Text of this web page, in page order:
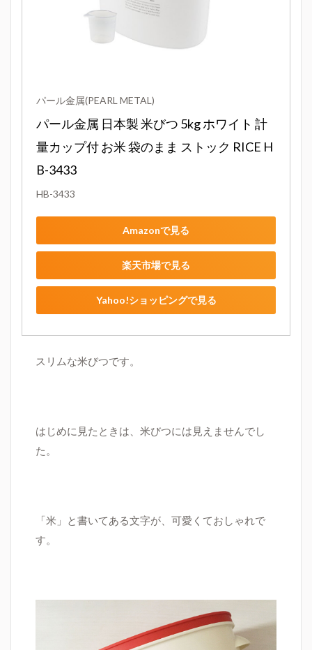
パール金属(PEARL METAL)
パール金属 日本製 米びつ 5kg ホワイト 計
量カップ付 お米 袋のまま ストック RICE H
B-3433
HB-3433
Amazonで見る
楽天市場で見る
Yahoo!ショッピングで見る
スリムな米びつです。
はじめに見たときは、米びつには見えませんでし
た。
「米」と書いてある文字が、可愛くておしゃれで
す。